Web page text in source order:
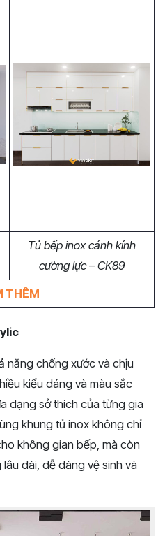
Tủ bếp inox cánh kính
cường lực – CK89
THÊM
năng chống xước và chịu
kiểu dáng và màu sắc
dạng sở thích của từng gia
khung tủ inox không chỉ
không gian bếp, mà còn
dài, dễ dàng vệ sinh và